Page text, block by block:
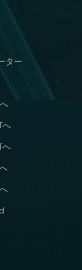
ター
へ
へ